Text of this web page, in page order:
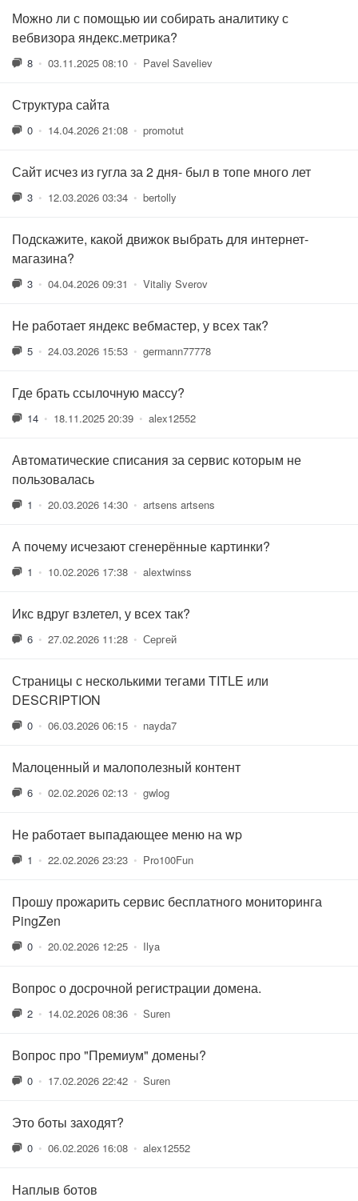
Можно ли с помощью ии собирать аналитику с
вебвизора яндекс.метрика?
8 • 03.11.2025 08:10 • Pavel Saveliev
Структура сайта
0 • 14.04.2026 21:08 • promotut
Сайт исчез из гугла за 2 дня- был в топе много лет
3 • 12.03.2026 03:34 • bertolly
Подскажите, какой движок выбрать для интернет-
магазина?
3 • 04.04.2026 09:31 • Vitaliy Sverov
Не работает яндекс вебмастер, у всех так?
5 • 24.03.2026 15:53 • germann77778
Где брать ссылочную массу?
14 • 18.11.2025 20:39 • alex12552
Автоматические списания за сервис которым не
пользовалась
1 • 20.03.2026 14:30 • artsens artsens
А почему исчезают сгенерённые картинки?
1 • 10.02.2026 17:38 • alextwinss
Икс вдруг взлетел, у всех так?
6 • 27.02.2026 11:28 • Сергей
Страницы с несколькими тегами TITLE или
DESCRIPTION
0 • 06.03.2026 06:15 • nayda7
Малоценный и малополезный контент
6 • 02.02.2026 02:13 • gwlog
Не работает выпадающее меню на wp
1 • 22.02.2026 23:23 • Pro100Fun
Прошу прожарить сервис бесплатного мониторинга
PingZen
0 • 20.02.2026 12:25 • Ilya
Вопрос о досрочной регистрации домена.
2 • 14.02.2026 08:36 • Suren
Вопрос про "Премиум" домены?
0 • 17.02.2026 22:42 • Suren
Это боты заходят?
0 • 06.02.2026 16:08 • alex12552
Наплыв ботов